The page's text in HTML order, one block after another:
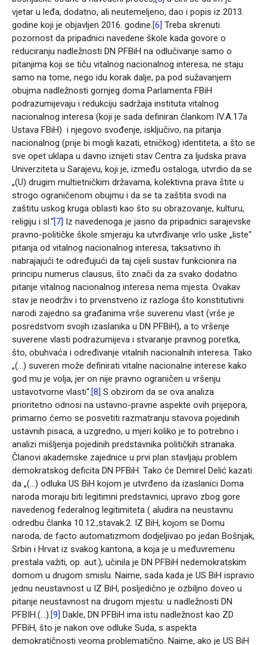
vjetar u leđa, dodatno, ali neutemeljeno, dao i popis iz 2013.
godine koji je objavljen 2016. godine. [6] Treba skrenuti
pozornost da pripadnici navedene škole kada govore o
reduciranju nadležnosti DN PFBiH na odlučivanje samo o
pitanjima koji se tiču vitalnog nacionalnog interesa, ne staju
samo na tome, nego idu korak dalje, pa pod sužavanjem
obujma nadležnosti gornjeg doma Parlamenta FBiH
podrazumijevaju i redukciju sadržaja instituta vitalnog
nacionalnog interesa (koji je sada definiran člankom IV.A.17a
Ustava FBiH) i njegovo svođenje, isključivo, na pitanja
nacionalnog (prije bi mogli kazati, etničkog) identiteta, a što se
sve opet uklapa u davno iznijeti stav Centra za ljudska prava
Univerziteta u Sarajevu, koji je, između ostaloga, utvrdio da se
„(U) drugim multietničkim državama, kolektivna prava štite u
strogo ograničenom obujmu i da se ta zaštita svodi na
zaštitu uskog kruga oblasti kao što su obrazovanje, kulturu,
religiju i sl.“[7] Iz navedenoga je jasno da pripadnici sarajevske
pravno-političke škole smjeraju ka utvrđivanje vrlo uske „liste“
pitanja od vitalnog nacionalnog interesa, taksativno ih
nabrajajući te određujući da taj cijeli sustav funkcionira na
principu numerus clausus, što znači da za svako dodatno
pitanje vitalnog nacionalnog interesa nema mjesta. Ovakav
stav je neodrživ i to prvenstveno iz razloga što konstitutivni
narodi zajedno sa građanima vrše suverenu vlast (vrše je
posredstvom svojih izaslanika u DN PFBiH), a to vršenje
suverene vlasti podrazumijeva i stvaranje pravnog poretka,
što, obuhvaća i određivanje vitalnih nacionalnih interesa. Tako
„(…) suveren može definirati vitalne nacionalne interese kako
god mu je volja, jer on nije pravno ograničen u vršenju
ustavotvorne vlasti“. [8] S obzirom da se ova analiza
prioritetno odnosi na ustavno-pravne aspekte ovih prijepora,
primarno ćemo se posvetiti razmatranju stavova pojedinih
ustavnih pisaca, a uzgredno, u mjeri koliko je to potrebno i
analizi mišljenja pojedinih predstavnika političkih stranaka.
Članovi akademske zajednice u prvi plan stavljaju problem
demokratskog deficita DN PFBiH. Tako će Demirel Delić kazati
da „(…) odluka US BiH kojom je utvrđeno da izaslanici Doma
naroda moraju biti legitimni predstavnici, upravo zbog gore
navedenog federalnog legitimiteta ( aludira na neustavnu
odredbu članka 10.12.,stavak.2. IZ BiH, kojom se Domu
naroda, de facto automatizmom dodjeljivao po jedan Bošnjak,
Srbin i Hrvat iz svakog kantona, a koja je u međuvremenu
prestala važiti, op. aut.), učinila je DN PFBiH nedemokratskim
domom u drugom smislu. Naime, sada kada je US BiH ispravio
jednu neustavnost u IZ BiH, posljedično je ozbiljno doveo u
pitanje neustavnost na drugom mjestu: u nadležnosti DN
PFBIH.(…). [9] Dakle, DN PFBiH ima istu nadležnost kao ZD
PFBiH, što je nakon ove odluke Suda, s aspekta
demokratičnosti veoma problematično. Naime, ako je US BiH